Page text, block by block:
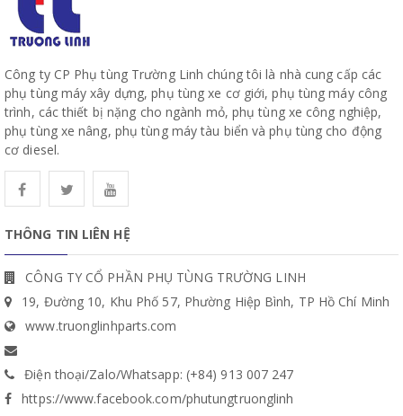
Công ty CP Phụ tùng Trường Linh chúng tôi là nhà cung cấp các
phụ tùng máy xây dựng, phụ tùng xe cơ giới, phụ tùng máy công
trình, các thiết bị nặng cho ngành mỏ, phụ tùng xe công nghiệp,
phụ tùng xe nâng, phụ tùng máy tàu biển và phụ tùng cho động
cơ diesel.
THÔNG TIN LIÊN HỆ
CÔNG TY CỔ PHẦN PHỤ TÙNG TRƯỜNG LINH
19, Đường 10, Khu Phố 57, Phường Hiệp Bình, TP Hồ Chí Minh
www.truonglinhparts.com
Điện thoại/Zalo/Whatsapp: (+84) 913 007 247
https://www.facebook.com/phutungtruonglinh